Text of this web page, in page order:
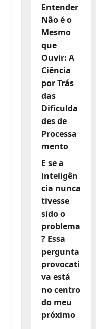
Entender
Não é o
Mesmo
que
Ouvir: A
Ciência
por Trás
das
Dificulda
des de
Processa
mento
E se a
inteligên
cia nunca
tivesse
sido o
problema
? Essa
pergunta
provocati
va está
no centro
do meu
próximo